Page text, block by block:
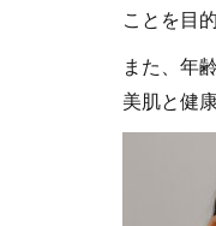
ことを目
また、年
美肌と健